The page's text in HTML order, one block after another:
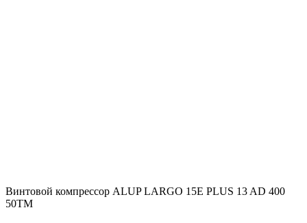
Винтовой компрессор ALUP LARGO 15E PLUS 13 AD 400
50TM